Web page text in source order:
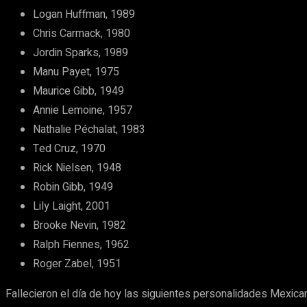
Logan Huffman, 1989
Chris Carmack, 1980
Jordin Sparks, 1989
Manu Payet, 1975
Maurice Gibb, 1949
Annie Lemoine, 1957
Nathalie Péchalat, 1983
Ted Cruz, 1970
Rick Nielsen, 1948
Robin Gibb, 1949
Lily Laight, 2001
Brooke Nevin, 1982
Ralph Fiennes, 1962
Roger Zabel, 1951
Fallecieron el día de hoy las siguientes personalidades